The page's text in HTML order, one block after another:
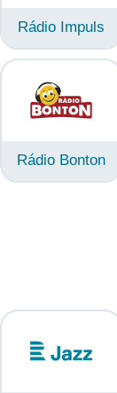
Rádio Impuls
Rádio Bonton